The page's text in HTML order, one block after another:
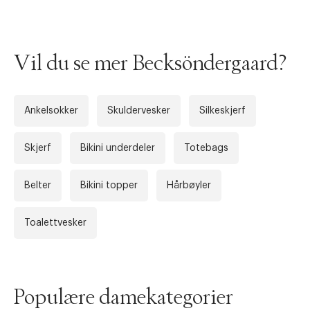
Vil du se mer Becksöndergaard?
Ankelsokker Skuldervesker Silkeskjerf
Skjerf Bikini underdeler Totebags
Belter Bikini topper Hårbøyler
Toalettvesker
Populære damekategorier